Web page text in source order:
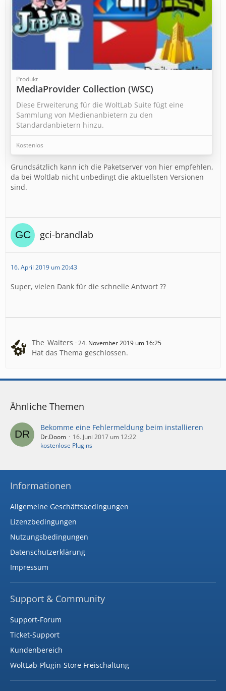
Produkt
MediaProvider Collection (WSC)
Diese Erweiterung für die WoltLab Suite fügt eine
Sammlung von Medienanbietern zu den
Standardanbietern hinzu.
Kostenlos
Grundsätzlich kann ich die Paketserver von hier empfehlen,
da bei Woltlab nicht unbedingt die aktuellsten Versionen
sind.
gci-brandlab
16. April 2019 um 20:43
Super, vielen Dank für die schnelle Antwort ??
The_Waiters 24. November 2019 um 16:25
Hat das Thema geschlossen.
Ähnliche Themen
Bekomme eine Fehlermeldung beim installieren
Dr.Doom
16. Juni 2017 um 12:22
kostenlose Plugins
Informationen
Allgemeine Geschäftsbedingungen
Lizenzbedingungen
Nutzungsbedingungen
Datenschutzerklärung
Impressum
Support & Community
Support-Forum
Ticket-Support
Kundenbereich
WoltLab-Plugin-Store Freischaltung